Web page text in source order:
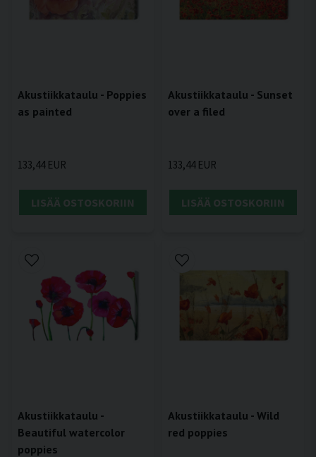
Akustiikkataulu - Poppies
as painted
133,44 EUR
LISÄÄ OSTOSKORIIN
Akustiikkataulu - Sunset
over a filed
133,44 EUR
LISÄÄ OSTOSKORIIN
Akustiikkataulu -
Beautiful watercolor
poppies
Akustiikkataulu - Wild
red poppies